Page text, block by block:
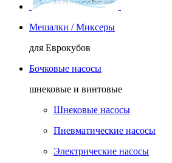
Мешалки / Миксеры
для Еврокубов
Бочковые насосы
шнековые и винтовые
Шнековые насосы
Пневматические насосы
Электрические насосы